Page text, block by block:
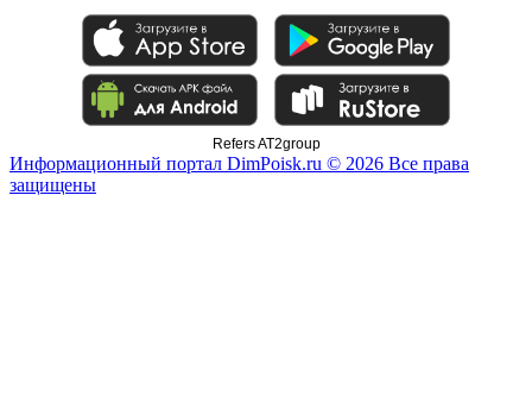
Refers AT2group
Информационный портал DimPoisk.ru © 2026 Все права
защищены